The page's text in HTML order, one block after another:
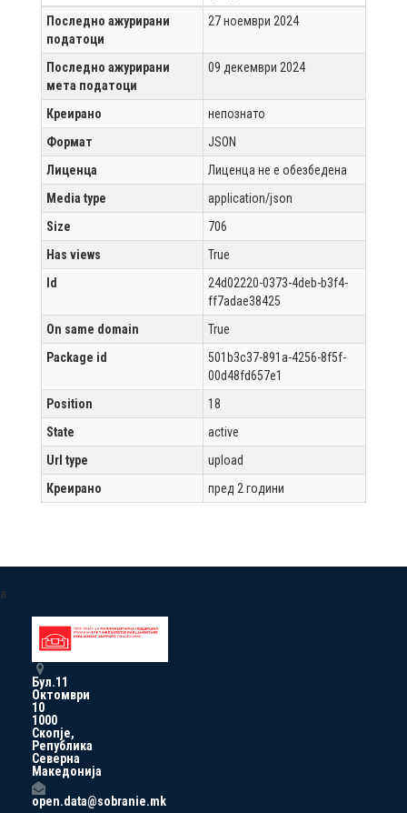
Последно ажурирани
податоци
27 ноември 2024
Последно ажурирани
мета податоци
09 декември 2024
Креирано
непознато
Формат
JSON
Лиценца
Лиценца не е обезбедена
Media type
application/json
Size
706
Has views
True
Id
24d02220-0373-4deb-b3f4-
ff7adae38425
On same domain
True
Package id
501b3c37-891a-4256-8f5f-
00d48fd657e1
Position
18
State
active
Url type
upload
Креирано
пред 2 години
a
Бул.11
Октомври
10
1000
Скопје,
Република
Северна
Македонија
open.data@sobranie.mk